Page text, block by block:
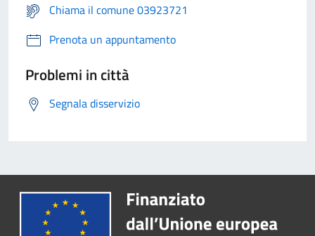
Chiama il comune 03923721
Prenota un appuntamento
Problemi in città
Segnala disservizio